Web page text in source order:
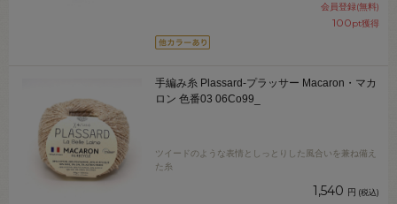
会員登録(無料)
100pt獲得
手編み糸 Plassard-プラッサー Macaron・マカ
ロン 色番03 06Co99_
ツイードのような表情としっとりした風合いを兼ね備え
た糸
1,540 円 (税込)